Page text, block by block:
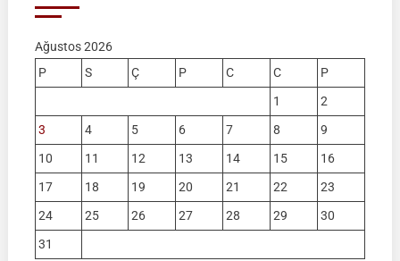
Ağustos 2026
P
S Ç P C C
P
1
2
3
4 5 6 7 8
9
10
11 12 13 14 15
16
17
18 19 20 21 22
23
24
25 26 27 28 29
30
31